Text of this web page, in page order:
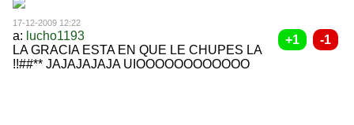
17-12-2009 12:22
a: lucho1193
LA GRACIA ESTA EN QUE LE CHUPES LA
!!##** JAJAJAJAJA UIOOOOOOOOOOOO